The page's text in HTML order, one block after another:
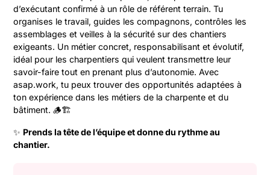
d’exécutant confirmé à un rôle de référent terrain. Tu
organises le travail, guides les compagnons, contrôles les
assemblages et veilles à la sécurité sur des chantiers
exigeants. Un métier concret, responsabilisant et évolutif,
idéal pour les charpentiers qui veulent transmettre leur
savoir-faire tout en prenant plus d’autonomie. Avec
asap.work, tu peux trouver des opportunités adaptées à
ton expérience dans les métiers de la charpente et du
bâtiment. 🪵🏗️
✨ Prends la tête de l’équipe et donne du rythme au
chantier.